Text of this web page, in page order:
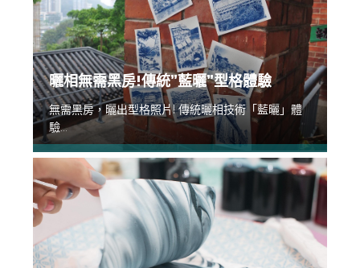
曬相無需黑房!傳統”藍曬”型格體驗
無需黑房，曬出型格照片! 傳統曬相技術「藍曬」體
驗...